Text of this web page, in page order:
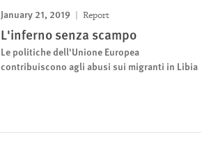
January 21, 2019 Report
L'inferno senza scampo
Le politiche dell'Unione Europea
contribuiscono agli abusi sui migranti in Libia